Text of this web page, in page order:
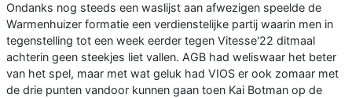
Ondanks nog steeds een waslijst aan afwezigen speelde de
Warmenhuizer formatie een verdienstelijke partij waarin men in
tegenstelling tot een week eerder tegen Vitesse'22 ditmaal
achterin geen steekjes liet vallen. AGB had weliswaar het beter
van het spel, maar met wat geluk had VIOS er ook zomaar met
de drie punten vandoor kunnen gaan toen Kai Botman op de